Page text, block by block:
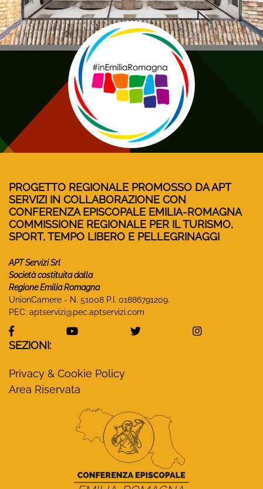
PROGETTO REGIONALE PROMOSSO DA APT
SERVIZI IN COLLABORAZIONE CON
CONFERENZA EPISCOPALE EMILIA-ROMAGNA
COMMISSIONE REGIONALE PER IL TURISMO,
SPORT, TEMPO LIBERO E PELLEGRINAGGI
APT Servizi Srl
Società costituita dalla
Regione Emilia Romagna
UnionCamere - N. 51008 P.I. 01886791209.
PEC: aptservizi@pec.aptservizi.com
visita la pagina Facebook di Monasteri Emilia-
visita la pagina YouTube di
visita la pagina Twitter
visita la
SEZIONI:
Privacy & Cookie Policy
Area Riservata